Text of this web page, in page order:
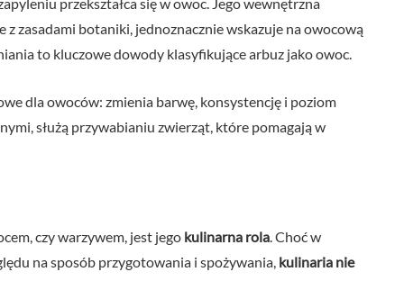
zasadami botaniki, jednoznacznie wskazuje na owocową
to kluczowe dowody klasyfikujące arbuz jako owoc.
dla owoców: zmienia barwę, konsystencję i poziom
służą przywabianiu zwierząt, które pomagają w
czy warzywem, jest jego kulinarna rola . Choć w
na sposób przygotowania i spożywania, kulinaria nie